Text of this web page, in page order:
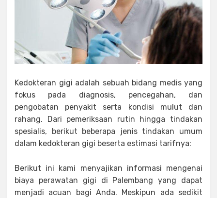
Kedokteran gigi adalah sebuah bidang medis yang
fokus pada diagnosis, pencegahan, dan
pengobatan penyakit serta kondisi mulut dan
rahang. Dari pemeriksaan rutin hingga tindakan
spesialis, berikut beberapa jenis tindakan umum
dalam kedokteran gigi beserta estimasi tarifnya:
Berikut ini kami menyajikan informasi mengenai
biaya perawatan gigi di Palembang yang dapat
menjadi acuan bagi Anda. Meskipun ada sedikit